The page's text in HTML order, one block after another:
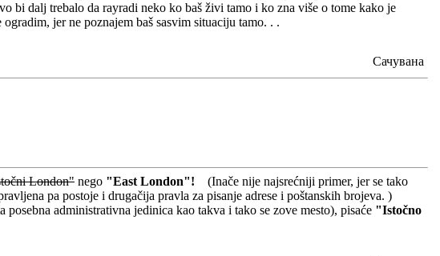
bi dalj trebalo da rayradi neko ko baš živi tamo i ko zna više o tome kako je
jer ne poznajem baš sasvim situaciju tamo. . .
Сачувана
London" nego "East London"!
(Inače nije najsrećniji primer, jer se tako
pa postoje i drugačija pravla za pisanje adrese i poštanskih brojeva. )
posebna administrativna jedinica kao takva i tako se zove mesto), pisaće "Istočno